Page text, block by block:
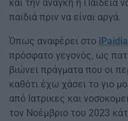
και την ανάγκη η Παιδεία
παιδιά πριν να είναι αργά.
Όπως αναφέρει στο
πρόσφατο γεγονός, ως
βιώνει πράγματα που οι
καθότι έχω χάσει το γιο
από Ιατρικες και
τον Νοέμβριο του 2023